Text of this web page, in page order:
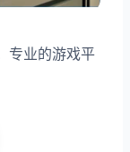
专业的游戏平